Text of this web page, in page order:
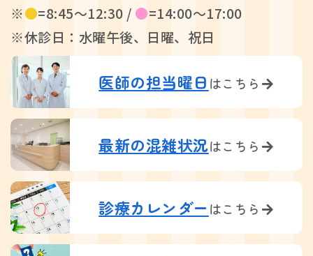
※●=8:45〜12:30 / ●=14:00〜17:00
※休診日：水曜午後、日曜、祝日
医師の担当曜日 はこちら
最新の混雑状況はこちら
診療カレンダーはこちら